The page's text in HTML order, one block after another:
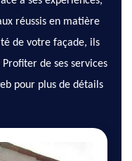
réussis en matière
de votre façade, ils
de ses services
pour plus de détails